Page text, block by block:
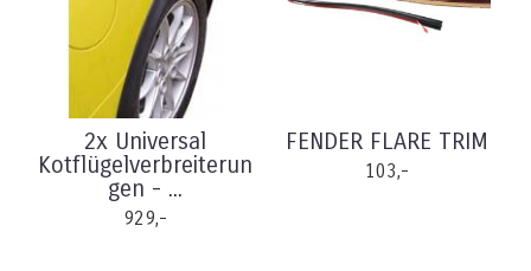
2x Universal
Kotflügelverbreiterun
gen - ...
929,-
FENDER FLARE TRIM
103,-